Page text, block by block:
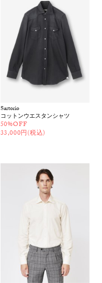
Sartorio
コットンウエスタンシャツ
50%OFF
33,000円(税込)